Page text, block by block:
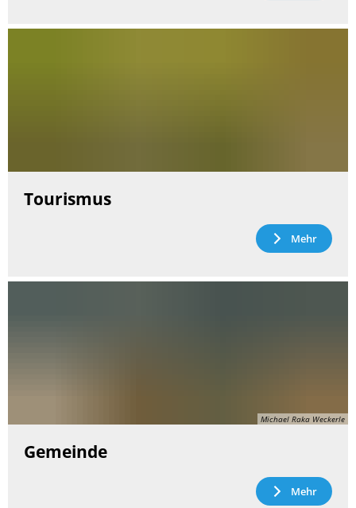
Tourismus
Mehr
Michael Raka Weckerle
Gemeinde
Mehr